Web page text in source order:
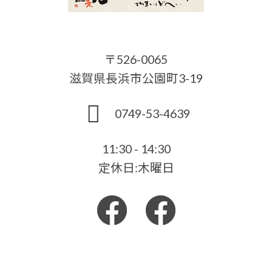
〒526-0065
滋賀県長浜市公園町3-19
0749-53-4639
11:30 - 14:30
定休日:木曜日